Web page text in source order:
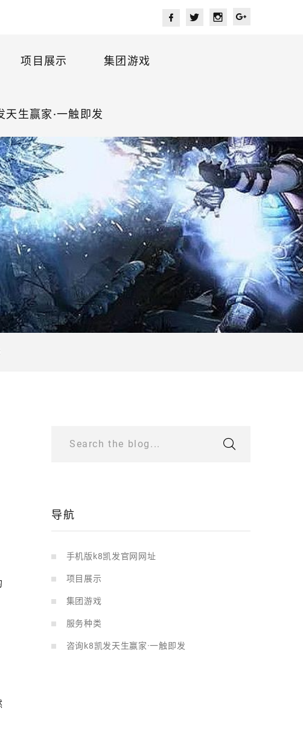
项目展示 集团游戏
天生赢家·一触即发
Search the blog...
导航
手机版k8凯发官网网址
项目展示
集团游戏
服务种类
咨询k8凯发天生赢家·一触即发